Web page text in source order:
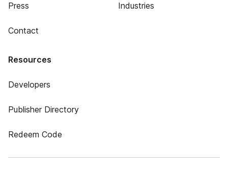
Press
Contact
Industries
Resources
Developers
Publisher Directory
Redeem Code